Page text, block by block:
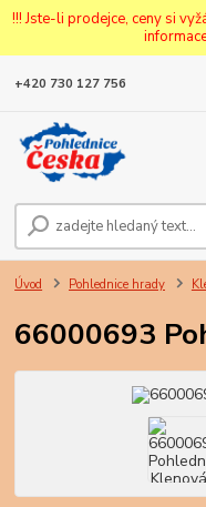
!!! Jste-li prodejce, ceny si
+420 730 127 756
Úvod Pohlednice hrady
66000693